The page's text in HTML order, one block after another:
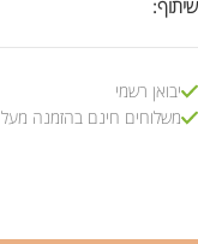
שיתוף:
יבואן רשמי
משלוחים חינם בהזמנה מעל 350 ₪